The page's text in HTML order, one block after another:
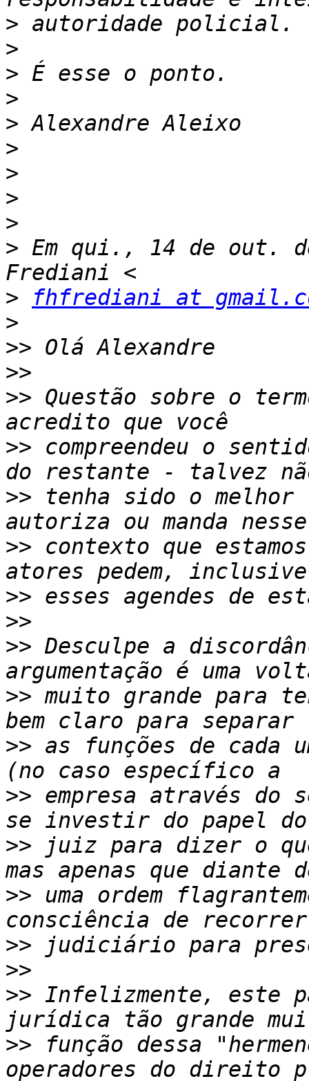
>
>
>
>
>
>
>
>
>
> Em qui., 14 de out.
>
fhfrediani at
>
>>
>>
>> Questão sobre o
>> compreendeu o
>> tenha sido o melhor
>> contexto que
>>
>>
>> Desculpe a
>> muito grande para
>> as funções de cada
>> empresa através
>> juiz para dizer o
>> uma ordem
>>
>>
>> Infelizmente, este
>> função dessa